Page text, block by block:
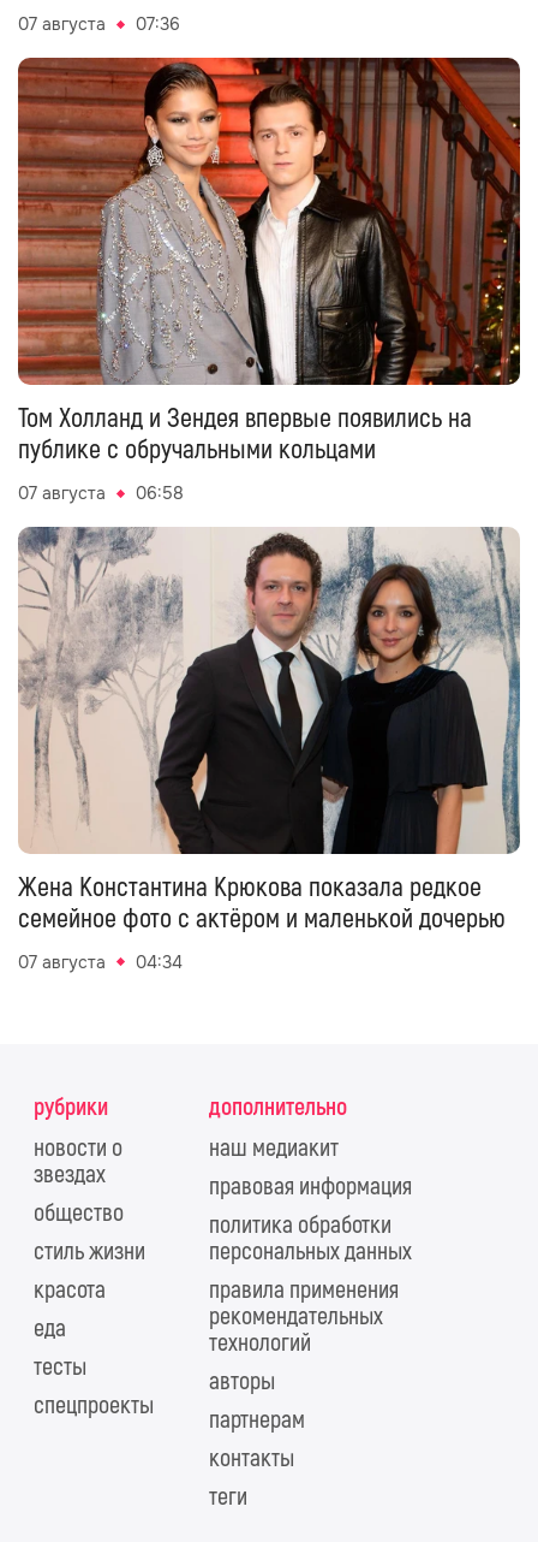
07 августа 07:36
Том Холланд и Зендея впервые появились на
публике с обручальными кольцами
07 августа 06:58
Жена Константина Крюкова показала редкое
семейное фото с актёром и маленькой дочерью
07 августа 04:34
рубрики
новости о
звездах
общество
стиль жизни
красота
еда
тесты
спецпроекты
дополнительно
наш медиакит
правовая информация
политика обработки
персональных данных
правила применения
рекомендательных
технологий
авторы
партнерам
контакты
теги